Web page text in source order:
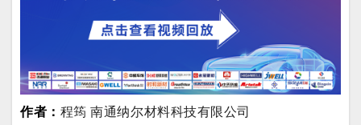
作者： 程筠 南通纳尔材料科技有限公司